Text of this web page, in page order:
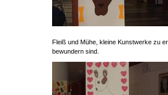
Fleiß und Mühe, kleine Kunstwerke zu
bewundern sind.